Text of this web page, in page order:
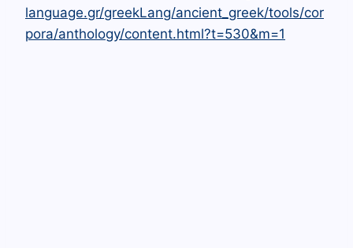
language.gr/greekLang/ancient_greek/tools/cor
pora/anthology/content.html?t=530&m=1